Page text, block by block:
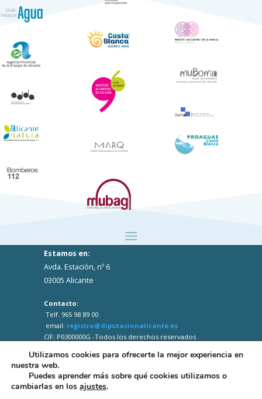
Estamos en:
Avda. Estación, nº 6
03005 Alicante
Contacto:
Telf. 965 98 89 00
email: registro@diputacionalicante.es
CIF: P0300000G -Todos los derechos reservados
Utilizamos cookies para ofrecerte la mejor experiencia en
nuestra web.
Puedes aprender más sobre qué cookies utilizamos o
cambiarlas en los ajustes.